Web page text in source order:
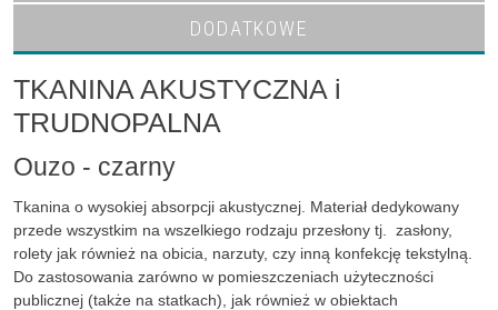
DODATKOWE
TKANINA AKUSTYCZNA i
TRUDNOPALNA
Ouzo - czarny
Tkanina o wysokiej absorpcji akustycznej. Materiał dedykowany
przede wszystkim na wszelkiego rodzaju przesłony tj. zasłony,
rolety jak również na obicia, narzuty, czy inną konfekcję tekstylną.
Do zastosowania zarówno w pomieszczeniach użyteczności
publicznej (także na statkach), jak również w obiektach